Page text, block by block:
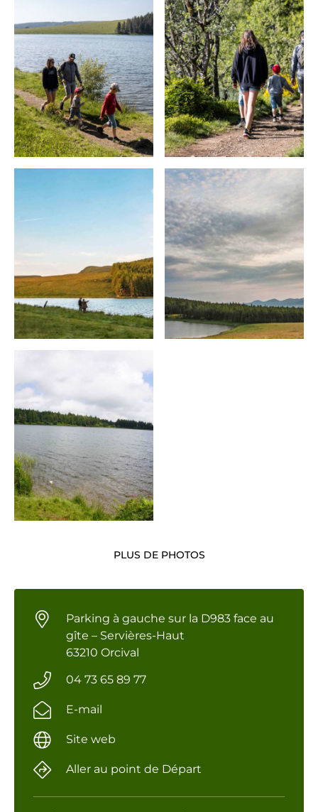
PLUS DE PHOTOS
Parking à gauche sur la D983 face au
gîte – Servières-Haut
63210 Orcival
04 73 65 89 77
E-mail
Site web
Aller au point de Départ